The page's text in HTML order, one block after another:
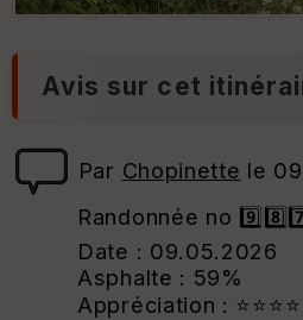
Avis sur cet
Par Chopinette le
Randonnée no
Date : 09.05.2026
Asphalte : 59%
Appréciation : ⭐⭐⭐⭐